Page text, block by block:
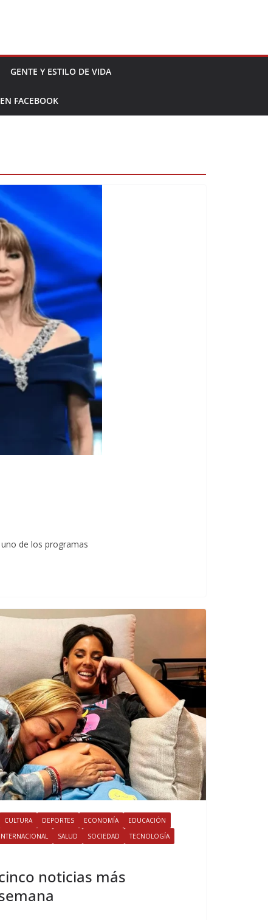
GENTE Y ESTILO DE VIDA
FACEBOOK
de los programas
CULTURA DEPORTES ECONOMÍA
EDUCACIÓN
INTERNACIONAL SALUD SOCIEDAD
TECNOLOGÍA
noticias más